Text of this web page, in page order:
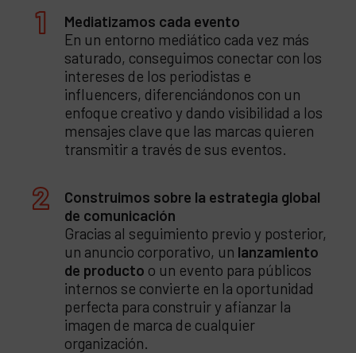
Mediatizamos cada evento
En un entorno mediático cada vez más
saturado, conseguimos conectar con los
intereses de los periodistas e
influencers, diferenciándonos con un
enfoque creativo y dando visibilidad a los
mensajes clave que las marcas quieren
transmitir a través de sus eventos.
Construimos sobre la estrategia global
de comunicación
Gracias al seguimiento previo y posterior,
un anuncio corporativo, un lanzamiento
de producto o un evento para públicos
internos se convierte en la oportunidad
perfecta para construir y afianzar la
imagen de marca de cualquier
organización.